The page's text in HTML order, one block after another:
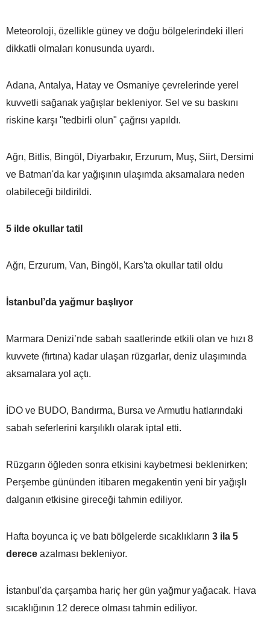
Meteoroloji, özellikle güney ve doğu bölgelerindeki illeri
dikkatli olmaları konusunda uyardı.
Adana, Antalya, Hatay ve Osmaniye çevrelerinde yerel
kuvvetli sağanak yağışlar bekleniyor. Sel ve su baskını
riskine karşı "tedbirli olun" çağrısı yapıldı.
Ağrı, Bitlis, Bingöl, Diyarbakır, Erzurum, Muş, Siirt, Dersimi
ve Batman'da kar yağışının ulaşımda aksamalara neden
olabileceği bildirildi.
5 ilde okullar tatil
Ağrı, Erzurum, Van, Bingöl, Kars'ta okullar tatil oldu
İstanbul’da yağmur başlıyor
Marmara Denizi’nde sabah saatlerinde etkili olan ve hızı 8
kuvvete (fırtına) kadar ulaşan rüzgarlar, deniz ulaşımında
aksamalara yol açtı.
İDO ve BUDO, Bandırma, Bursa ve Armutlu hatlarındaki
sabah seferlerini karşılıklı olarak iptal etti.
Rüzgarın öğleden sonra etkisini kaybetmesi beklenirken;
Perşembe gününden itibaren megakentin yeni bir yağışlı
dalganın etkisine gireceği tahmin ediliyor.
Hafta boyunca iç ve batı bölgelerde sıcaklıkların 3 ila 5
derece azalması bekleniyor.
İstanbul'da çarşamba hariç her gün yağmur yağacak. Hava
sıcaklığının 12 derece olması tahmin ediliyor.